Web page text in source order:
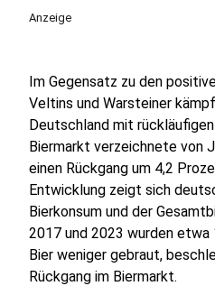
Anzeige
Im Gegensatz zu den
Veltins und Warsteiner
Deutschland mit
Biermarkt verzeichnete von
einen Rückgang um 4,2
Entwicklung zeigt sich
Bierkonsum und der
2017 und 2023 wurden
Bier weniger gebraut,
Rückgang im Biermarkt.